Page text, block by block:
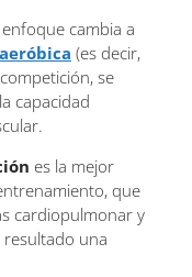
cambia a
(es decir,
se
capacidad
es la mejor
que
cardiopulmonar y
una